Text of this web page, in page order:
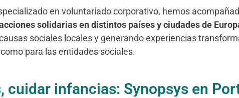
en voluntariado corporativo, hemos
solidarias en distintos países y ciudades de
sociales locales y generando experiencias
para las entidades sociales.
cuidar infancias: Synopsys en